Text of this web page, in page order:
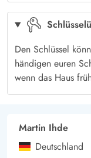
hat, schmeißt
Sonnenstrahlen,
verschwindet.
Als abendliches
Minuten bis zum
das Spektakel -
habt ihr eure
einlädt.
Den Schlüssel
händigen euren
wenn das Haus
Martin Ihde
Deutschland